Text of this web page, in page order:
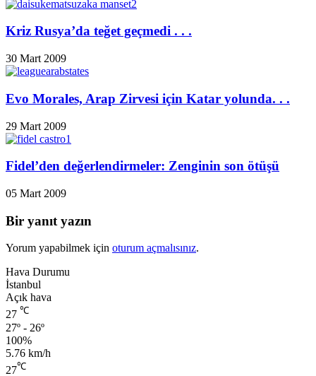
Kriz Rusya’da teğet geçmedi . . .
30 Mart 2009
Evo Morales, Arap Zirvesi için Katar yolunda. . .
29 Mart 2009
Fidel’den değerlendirmeler: Zenginin son ötüşü
05 Mart 2009
Bir yanıt yazın
Yorum yapabilmek için oturum açmalısınız.
Hava Durumu
İstanbul
Açık hava
27 ℃
27º - 26º
100%
5.76 km/h
27℃